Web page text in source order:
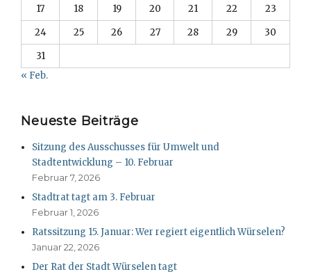
17 18 19 20 21 22
23
24
25 26 27 28 29
30
31
« Feb.
Neueste Beiträge
Sitzung des Ausschusses für Umwelt und
Stadtentwicklung – 10. Februar
Februar 7, 2026
Stadtrat tagt am 3. Februar
Februar 1, 2026
Ratssitzung 15. Januar: Wer regiert eigentlich Würselen?
Januar 22, 2026
Der Rat der Stadt Würselen tagt